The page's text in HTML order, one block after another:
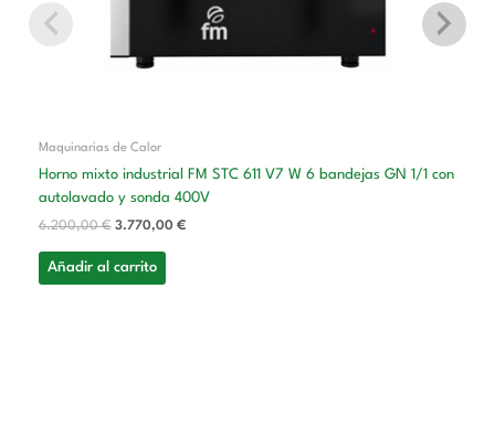
Maquinarias de Calor
Horno mixto industrial FM STC 611 V7 W 6 bandejas GN 1/1 con
autolavado y sonda 400V
6.200,00€ 3.770,00 €
Añadir al carrito